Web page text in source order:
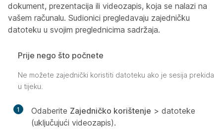
dokument, prezentacija ili videozapis, koja se nalazi na
vašem računalu. Sudionici pregledavaju zajedničku
datoteku u svojim preglednicima sadržaja.
Prije nego što počnete
Ne možete zajednički koristiti datoteku ako je sesija prekida
u tijeku.
1 Odaberite Zajedničko korištenje > datoteke
(uključujući videozapis).